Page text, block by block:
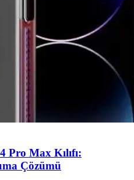
Pro Max Kılıfı:
Çözümü